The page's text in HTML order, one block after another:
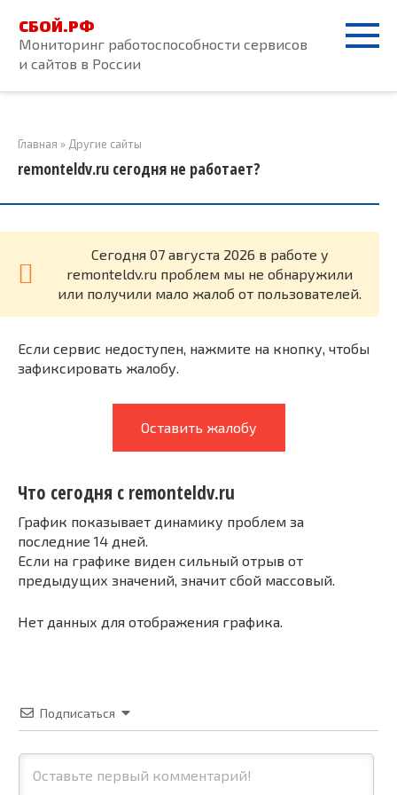
контенту
СБОЙ.РФ
Мониторинг работоспособности сервисов
и сайтов в России
Главная » Другие сайты
remonteldv.ru сегодня не работает?
Cегодня 07 августа 2026 в работе у
remonteldv.ru проблем мы не обнаружили
или получили мало жалоб от пользователей.
Если сервис недоступен, нажмите на кнопку, чтобы
зафиксировать жалобу.
Оставить жалобу
Что сегодня с remonteldv.ru
График показывает динамику проблем за
последние 14 дней.
Если на графике виден сильный отрыв от
предыдущих значений, значит сбой массовый.
Нет данных для отображения графика.
Подписаться